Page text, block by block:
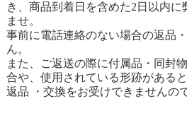
き、商品到着日を含めた2日以内に
ませ。
事前に電話連絡のない場合の返品
ん。
また、ご返送の際に付属品・同封
合や、使用されている形跡がある
返品 ・交換をお受けできませんの